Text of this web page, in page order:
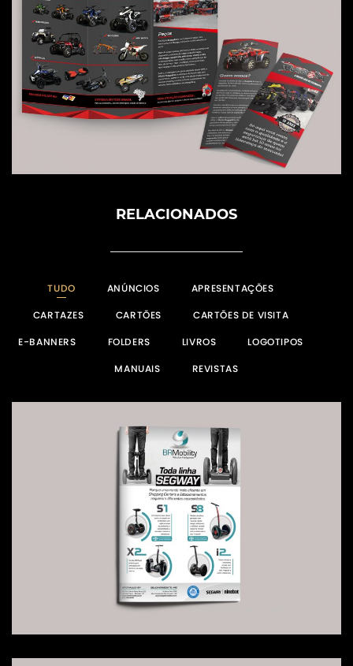
RELACIONADOS
TUDO ANÚNCIOS
APRESENTAÇÕES
CARTAZES
CARTÕES
CARTÕES DE VISITA
E-BANNERS
FOLDERS LIVROS
LOGOTIPOS
MANUAIS
REVISTAS